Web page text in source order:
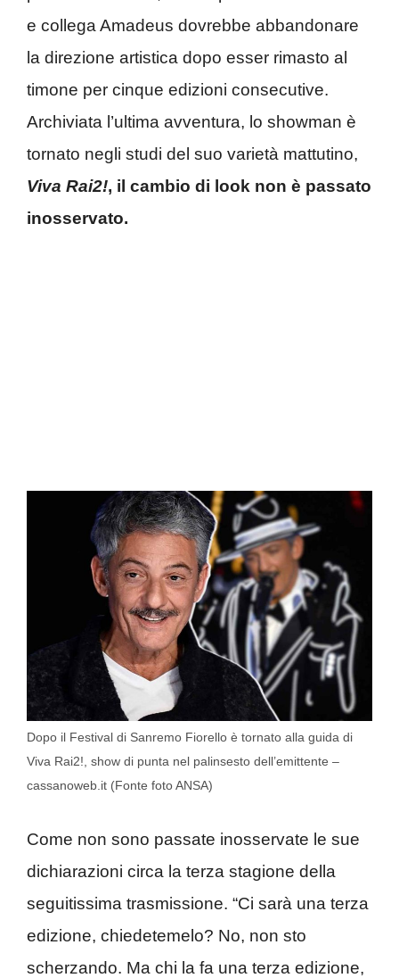
e collega Amadeus dovrebbe abbandonare
la direzione artistica dopo esser rimasto al
timone per cinque edizioni consecutive.
Archiviata l’ultima avventura, lo showman è
tornato negli studi del suo varietà mattutino,
Viva Rai2!, il cambio di look non è passato
inosservato.
Dopo il Festival di Sanremo Fiorello è tornato alla guida di
Viva Rai2!, show di punta nel palinsesto dell’emittente –
cassanoweb.it (Fonte foto ANSA)
Come non sono passate inosservate le sue
dichiarazioni circa la terza stagione della
seguitissima trasmissione. “Ci sarà una terza
edizione, chiedetemelo? No, non sto
scherzando. Ma chi la fa una terza edizione,